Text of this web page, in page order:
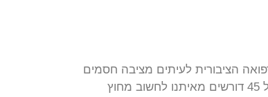
שהרפואה הציבורית לעיתים מציבה חסמים
גילאיים נוקשים, ב-WE פונדקאות אנחנו מאמינים שהדרך להורות לא נחסמת – היא פשוט משנה כיוון. טיפולי פוריות אחרי גיל 45 דורשים מאיתנו לחשוב מחוץ